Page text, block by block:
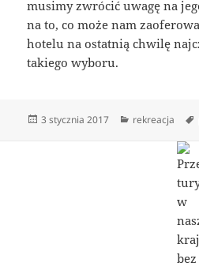
musimy zwrócić uwagę na
na to, co może nam
hotelu na ostatnią chwilę
takiego wyboru.
Data
3 stycznia 2017 Kategorie
rekreacja